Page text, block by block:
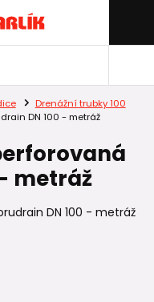
Drenážní trubky 100
DN 100 - metráž
metráž